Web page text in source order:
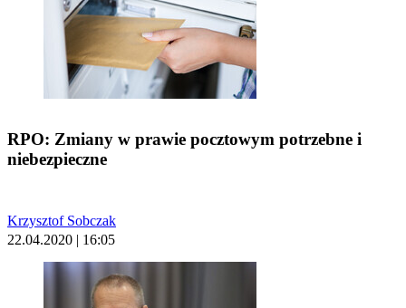
RPO: Zmiany w prawie pocztowym potrzebne i
niebezpieczne
Krzysztof Sobczak
22.04.2020 | 16:05